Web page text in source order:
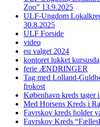
Zoo” 13.9.2025
ULF-Ungdom
30.8.2025
ULF Forside
video
eu valget 2024
kontoret lukket
ferie ÆNDRINGER
Tag med Lolland-
frokost
København kreds tager
Med Horsens Kreds i
Favrskov kreds holder
Favrskov Kreds